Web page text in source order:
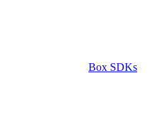
Box SDKs